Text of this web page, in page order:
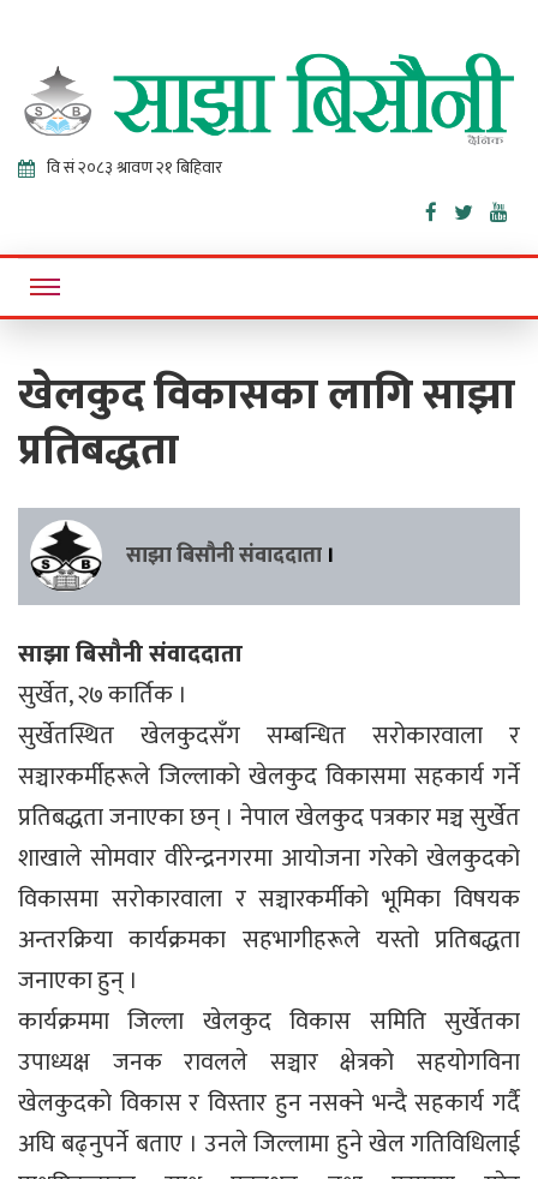
Sajha
Bisaunee
Online News Portal
खेलकुद विकासका लागि साझा
प्रतिबद्धता
साझा बिसौनी संवाददाता ।
साझा बिसौनी संवाददाता
सुर्खेत, २७ कार्तिक ।
सुर्खेतस्थित खेलकुदसँग सम्बन्धित सरोकारवाला र
सञ्चारकर्मीहरूले जिल्लाको खेलकुद विकासमा सहकार्य गर्ने
प्रतिबद्धता जनाएका छन् । नेपाल खेलकुद पत्रकार मञ्च सुर्खेत
शाखाले सोमवार वीरेन्द्रनगरमा आयोजना गरेको खेलकुदको
विकासमा सरोकारवाला र सञ्चारकर्मीको भूमिका विषयक
अन्तरक्रिया कार्यक्रमका सहभागीहरूले यस्तो प्रतिबद्धता
जनाएका हुन् ।
कार्यक्रममा जिल्ला खेलकुद विकास समिति सुर्खेतका
उपाध्यक्ष जनक रावलले सञ्चार क्षेत्रको सहयोगविना
खेलकुदको विकास र विस्तार हुन नसक्ने भन्दै सहकार्य गर्दै
अघि बढ्नुपर्ने बताए । उनले जिल्लामा हुने खेल गतिविधिलाई